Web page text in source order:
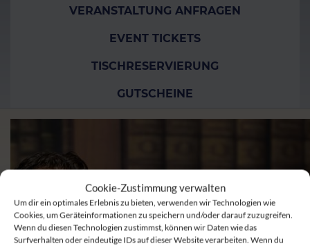
Cookie-Zustimmung verwalten
Um dir ein optimales Erlebnis zu bieten, verwenden wir Technologien wie
Cookies, um Geräteinformationen zu speichern und/oder darauf zuzugreifen.
Wenn du diesen Technologien zustimmst, können wir Daten wie das
Surfverhalten oder eindeutige IDs auf dieser Website verarbeiten. Wenn du
VERANSTALTUNG ANFRAGEN
EVENT TICKETS
TISCHRESERVIERUNG
GUTSCHEINE